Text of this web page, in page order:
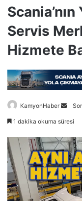
Servis
Hizmete
KamyonHaber
Bir
1 dakika okuma süresi